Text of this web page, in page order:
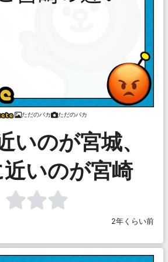
ただのバカ ただのバカ
いのが宮城、
いのが宮崎
2年くらい前